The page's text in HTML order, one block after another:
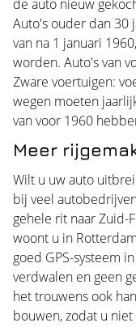
de auto nieuw
Auto's ouder dan 30
van na 1 januari
worden. Auto's van
Zware voertuigen:
wegen moeten
van voor 1960
Meer
Wilt u uw auto
bij veel
gehele rit naar Zuid-
woont u in
goed GPS-systeem
verdwalen en geen
het trouwens ook
bouwen, zodat u